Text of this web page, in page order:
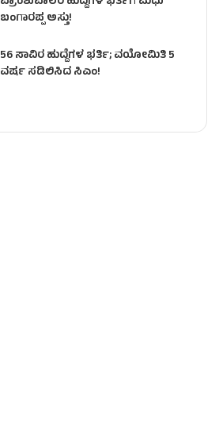
ಬಂಗಾರಪ್ಪ ಅಸ್ತು!
56 ಸಾವಿರ ಹುದ್ದೆಗಳ ಭರ್ತಿ; ವಯೋಮಿತಿ 5
ವರ್ಷ ಸಡಿಲಿಸಿದ ಸಿಎಂ!